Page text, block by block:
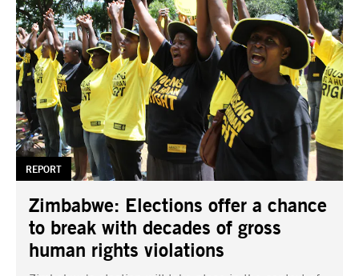
Zimbabwe: Elections offer a chance
to break with decades of gross
human rights violations
TAG:
REPORT